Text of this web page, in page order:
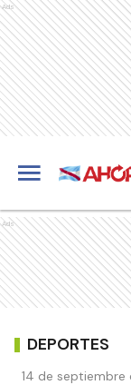
Ads
Ads
DEPORTES
14 de septiembre